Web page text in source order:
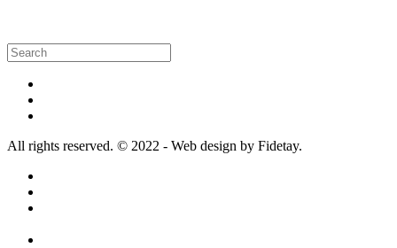
All rights reserved. © 2022 - Web design by Fidetay.